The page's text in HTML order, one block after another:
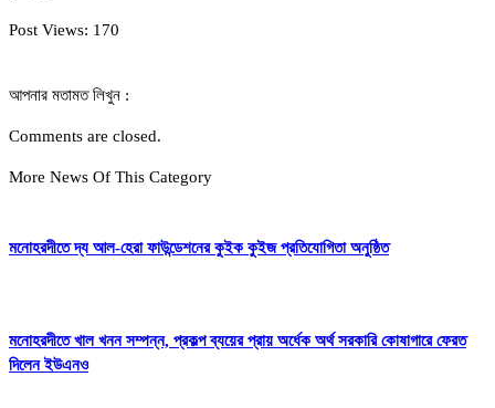
Post Views: 170
আপনার মতামত লিখুন :
Comments are closed.
More News Of This Category
মনোহরদীতে দ্য আল-হেরা ফাউন্ডেশনের কুইক কুইজ প্রতিযোগিতা অনুষ্ঠিত
মনোহরদীতে খাল খনন সম্পন্ন, প্রকল্প ব্যয়ের প্রায় অর্ধেক অর্থ সরকারি কোষাগারে ফেরত
দিলেন ইউএনও